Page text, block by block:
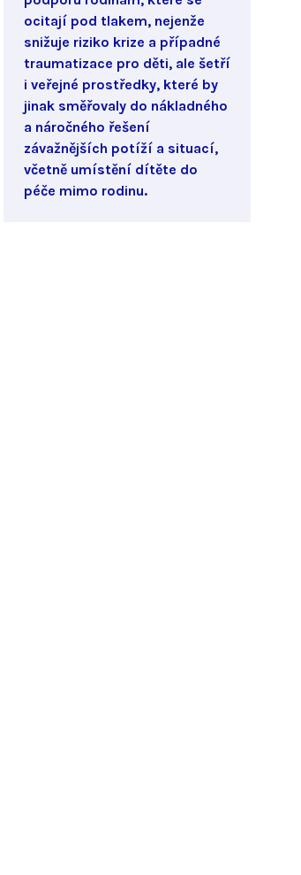
ocitají pod tlakem, nejenže
snižuje riziko krize a případné
traumatizace pro děti, ale šetří
i veřejné prostředky, které by
jinak směřovaly do nákladného
a náročného řešení
závažnějších potíží a situací,
včetně umístění dítěte do
péče mimo rodinu.